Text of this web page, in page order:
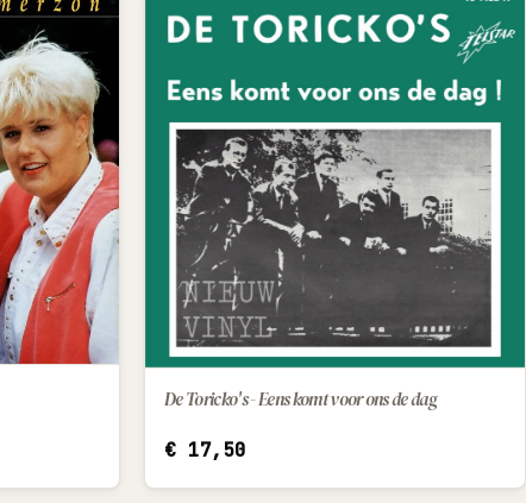
IN WINKELWAGEN
De Toricko's - Eens komt voor ons de dag
€17,50